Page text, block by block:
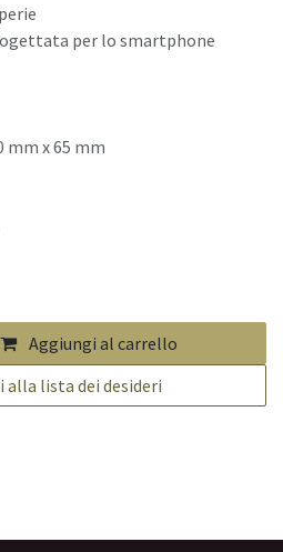
per lo smartphone
mm x 65 mm
Aggiungi al carrello
alla lista dei desideri